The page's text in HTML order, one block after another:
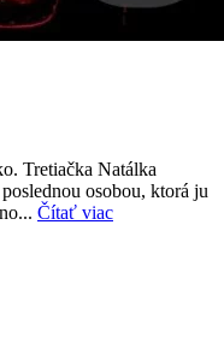
Tretiačka Natálka
osobou, ktorá ju
Čítať viac